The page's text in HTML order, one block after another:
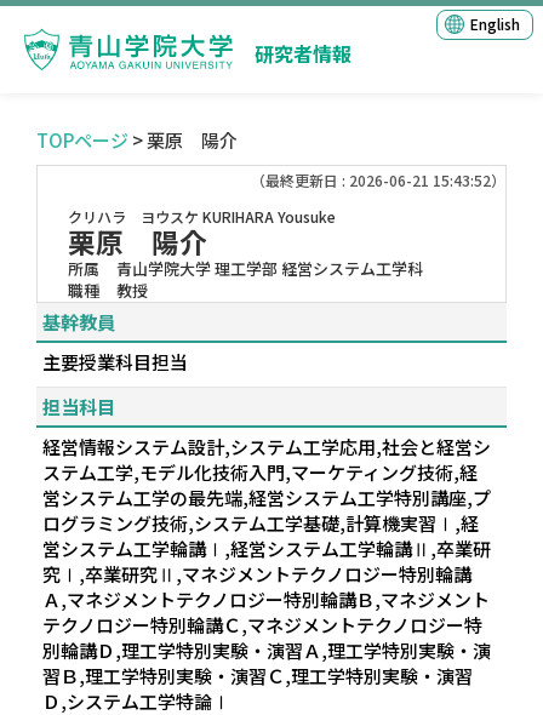
研究者情報
English
TOPページ > 栗原 陽介
（最終更新日 : 2026-06-21 15:43:52）
クリハラ ヨウスケ KURIHARA Yousuke
栗原 陽介
所属
青山学院大学 理工学部 経営システム工学科
職種
教授
基幹教員
主要授業科目担当
担当科目
経営情報システム設計,システム工学応用,社会と経営シ
ステム工学,モデル化技術入門,マーケティング技術,経
営システム工学の最先端,経営システム工学特別講座,プ
ログラミング技術,システム工学基礎,計算機実習Ⅰ,経
営システム工学輪講Ⅰ,経営システム工学輪講Ⅱ,卒業研
究Ⅰ,卒業研究Ⅱ,マネジメントテクノロジー特別輪講
Ａ,マネジメントテクノロジー特別輪講Ｂ,マネジメント
テクノロジー特別輪講Ｃ,マネジメントテクノロジー特
別輪講Ｄ,理工学特別実験・演習Ａ,理工学特別実験・演
習Ｂ,理工学特別実験・演習Ｃ,理工学特別実験・演習
Ｄ,システム工学特論Ⅰ